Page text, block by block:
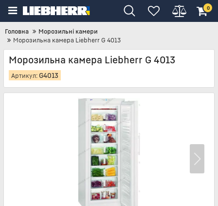
0
Головна
Морозильні камери
Морозильна камера Liebherr G 4013
Морозильна камера Liebherr G 4013
Артикул: G4013